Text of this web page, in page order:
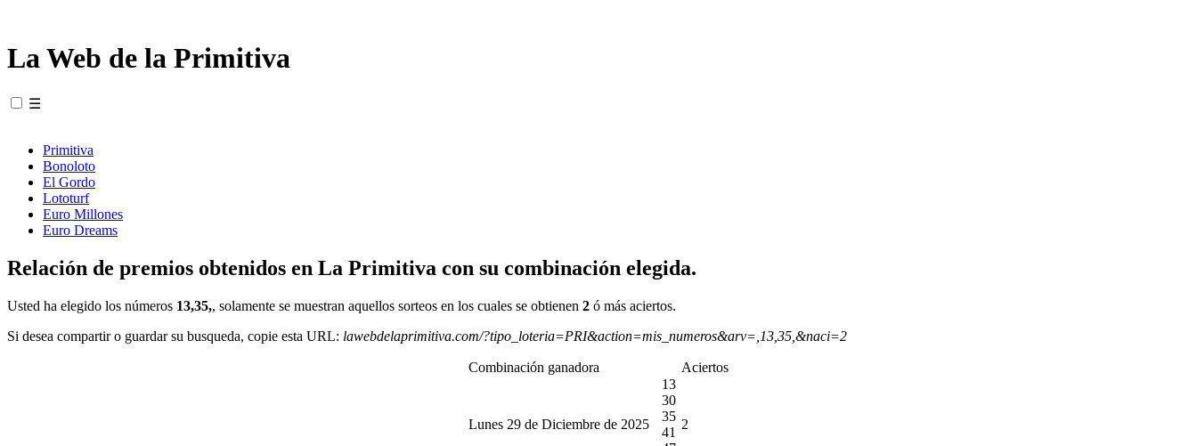
La Web de la Primitiva
☰
Primitiva
Bonoloto
El Gordo
Lototurf
Euro Millones
Euro Dreams
Relación de premios obtenidos en La Primitiva con su combinación elegida.
Usted ha elegido los números 13,35,, solamente se muestran aquellos sorteos en los cuales se obtienen 2 ó más aciertos.
Si desea compartir o guardar su busqueda, copie esta URL: lawebdelaprimitiva.com/?tipo_loteria=PRI&action=mis_numeros&arv=,13,35,&naci=2
Combinación ganadora Aciertos
Lunes 29 de Diciembre de 2025
13
30
35
41
2